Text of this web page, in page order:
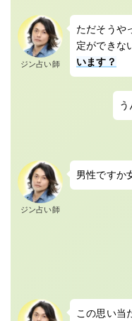
ジン占い師
ただそうや
定ができな
います？
う
ジン占い師
男性ですか
この思い当